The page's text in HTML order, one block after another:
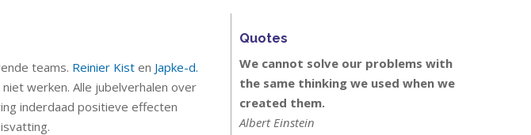
teams. Reinier Kist en Japke-d.
werken. Alle jubelverhalen over
inderdaad positieve effecten
Quotes
We cannot solve our problems with
the same thinking we used when we
created them.
Albert Einstein